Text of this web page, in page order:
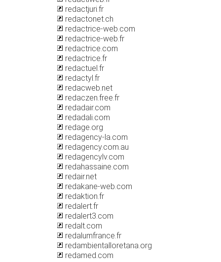
redactjuri.fr
redactonet.ch
redactrice-web.com
redactrice-web.fr
redactrice.com
redactrice.fr
redactuel.fr
redactyl.fr
redacweb.net
redaczen.free.fr
redadair.com
redadali.com
redage.org
redagency-la.com
redagency.com.au
redagencylv.com
redahassaine.com
redair.net
redakane-web.com
redaktion.fr
redalert.fr
redalert3.com
redalt.com
redalumfrance.fr
redambientalloretana.org
redamed.com